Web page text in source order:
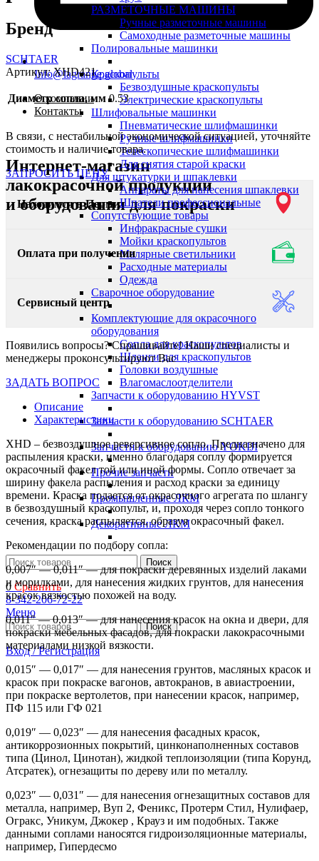
Info@lagrange.global
О компании
Контакты
Интернет-магазин
лакокрасочной продукции
и оборудования для покраски
РАЗМЕТОЧНЫЕ МАШИНЫ
Ручные разметочные машины
Самоходные разметочные машины
Полировальные машинки
Краскопульты
Безвоздушные краскопульты
Электрические краскопульты
Шлифовальные машинки
Пневматические шлифмашинки
Ручные шлифмашинки
Телескопические шлифмашинки
Для снятия старой краски
Для штукатурки и шпаклевки
Аппараты для нанесения шпаклевки
Шпатели профессиональные
Сопутствующие товары
Инфракрасные сушки
Мойки краскопультов
Малярные светильники
Расходные материалы
Одежда
Сварочное оборудование
Комплектующие для окрасочного
оборудования
Сопла для краскопультов
Шланги для краскопультов
Головки воздушные
Влагомаслоотделители
Запчасти к оборудованию HYVST
Запчасти к оборудованию SCHTAER
Запчасти к оборудованию YOKIJI
Прочие запчасти
Промышленные ЛКМ
Декоративные ЛКМ
Поиск
0 Сравнить
8-342-206-72-22
Меню
Поиск
Вход / Регистрация
Бренд
SCHTAER
Артикул:XHD421
Диаметр сопла, мм 0.53
В связи, с нестабильной экономической ситуацией, уточняйте
стоимость и наличие товара.
ЗАПРОСИТЬ ЦЕНУ
Находимся в Перми
Оплата при получении
Сервисный центр
Появились вопросы? Спрашивайте! Наши специалисты и
менеджеры проконсультируют Вас
ЗАДАТЬ ВОПРОС
Описание
Характеристики
XHD – безвоздушное реверсивное сопло. Предназначено для
распыления краски, именно благодаря соплу формируется
окрасочный факел той или иной формы. Сопло отвечает за
ширину факела распыления и расход краски за единицу
времени. Краска подается от окрасочного агрегата по шлангу
в безвоздушный краскопульт, и, проходя через сопло тонкого
сечения, краска распыляется, образуя окрасочный факел.
Рекомендации по подбору сопла:
0,007″ — 0,011″ — для покраски деревянных изделий лаками
и морилками, для нанесения жидких грунтов, для нанесения
красок вязкостью похожей на воду.
0,011″ — 0,013″ — для нанесения красок на окна и двери, для
покраски мебельных фасадов, для покраски лакокрасочными
материалами низкой вязкости.
0,015″ — 0,017″ — для нанесения грунтов, масляных красок и
красок при покраске вагонов, автокранов, в авиастроении,
при покраске вертолетов, при нанесении красок, например,
ПФ 115 или ГФ 021
0,019″ — 0,023″ — для нанесения фасадных красок,
антикоррозионных покрытий, цинконаполненных составов
типа (Цинол, Цинотан), жидкой теплоизоляции (типа Корунд,
Атсратек), огнезащиты по дереву или по металлу.
0,023″ — 0,031″ — для нанесения огнезащитных составов для
металла, например, Вуп 2, Феникс, Протерм Стил, Нулифаер,
Огракс, Уникум, Джокер , Крауз и им подобных. Также
данными соплами наносятся гидроизоляционные материалы,
например, Гипердесмо